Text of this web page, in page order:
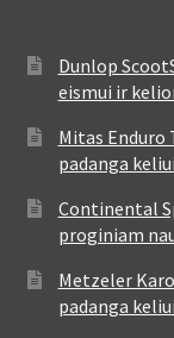
Dunlop
eismui ir
Mitas Enduro
padanga
Continental
proginiam
Metzeler
padanga